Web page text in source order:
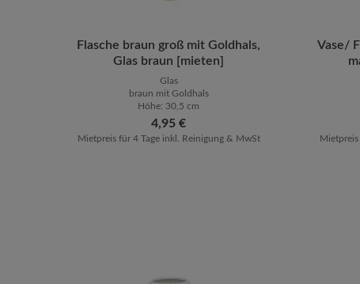
Produkt Anzahl: Gib den
Flasche braun groß mit Goldhals,
Glas braun [mieten]
Glas
braun mit Goldhals
Höhe: 30,5 cm
Regulärer Preis:
4,95 €
Mietpreis für 4 Tage inkl. Reinigung & MwSt
Vase/